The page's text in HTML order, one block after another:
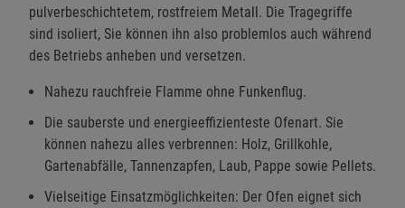
pulverbeschichtetem, rostfreiem Metall. Die Tragegriffe
sind isoliert, Sie können ihn also problemlos auch während
des Betriebs anheben und versetzen.
Nahezu rauchfreie Flamme ohne Funkenflug.
Die sauberste und energieeffizienteste Ofenart. Sie
können nahezu alles verbrennen: Holz, Grillkohle,
Gartenabfälle, Tannenzapfen, Laub, Pappe sowie Pellets.
Vielseitige Einsatzmöglichkeiten: Der Ofen eignet sich